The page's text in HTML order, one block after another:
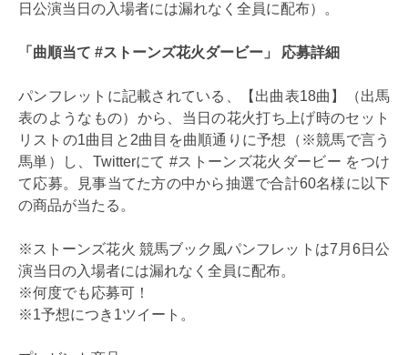
日公演当日の入場者には漏れなく全員に配布）。
「曲順当て #ストーンズ花火ダービー」 応募詳細
パンフレットに記載されている、【出曲表18曲】（出馬
表のようなもの）から、当日の花火打ち上げ時のセット
リストの1曲目と2曲目を曲順通りに予想（※競馬で言う
馬単）し、Twitterにて #ストーンズ花火ダービー をつけ
て応募。見事当てた方の中から抽選で合計60名様に以下
の商品が当たる。
※ストーンズ花火 競馬ブック風パンフレットは7月6日公
演当日の入場者には漏れなく全員に配布。
※何度でも応募可！
※1予想につき1ツイート。